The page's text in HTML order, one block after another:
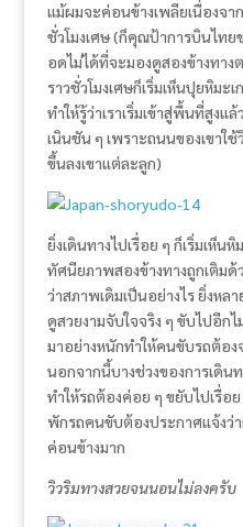
แม้ผมจะค่อนข้างเพลียเนื่องจา
ชั่วโมงเศษ (ก็คุณป้าการบินไท
อดไม่ได้ที่จะมองดูสองข้างทา
ราวชั่วโมงเศษก็เริ่มเห็นปุยหิม
ทำให้รู้ว่าเราเริ่มเข้าสู่พื้นที่สูงแ
เนินชัน ๆ เพราะถนนของเขาใ
ขึ้นลงเขาแต่ละลูก)
ยิ่งเดินทางไปเรื่อย ๆ ก็เริ่มเห็
ทัศนียภาพสองข้างทางถูกเติม
ว่าสภาพเดิมเป็นอย่างไร ยิ่งหล
ดูสวยงามจับใจจริง ๆ ขับไปอีก
มาอย่างหนักทำให้คนขับรถต้อ
นอกจากนี้บางช่วงของการเดิน
ทำให้รถต้องค่อย ๆ ขยับไปเรื่อ
พักรถคนขับต้องประกาศแจ้งว่า
ค่อนข้างมาก
วิวริมทางสวยจนนอนไม่ลงครับ